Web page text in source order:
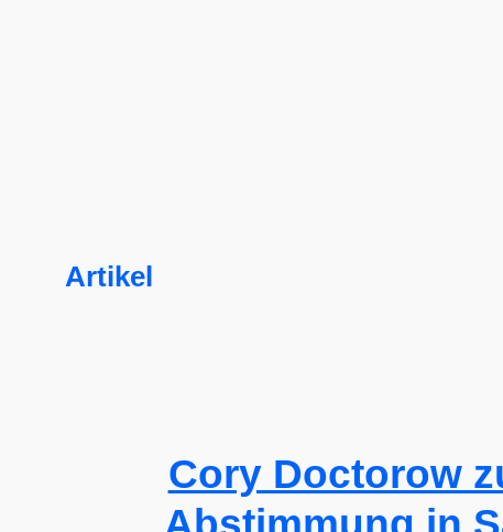
Artikel
Cory Doctorow